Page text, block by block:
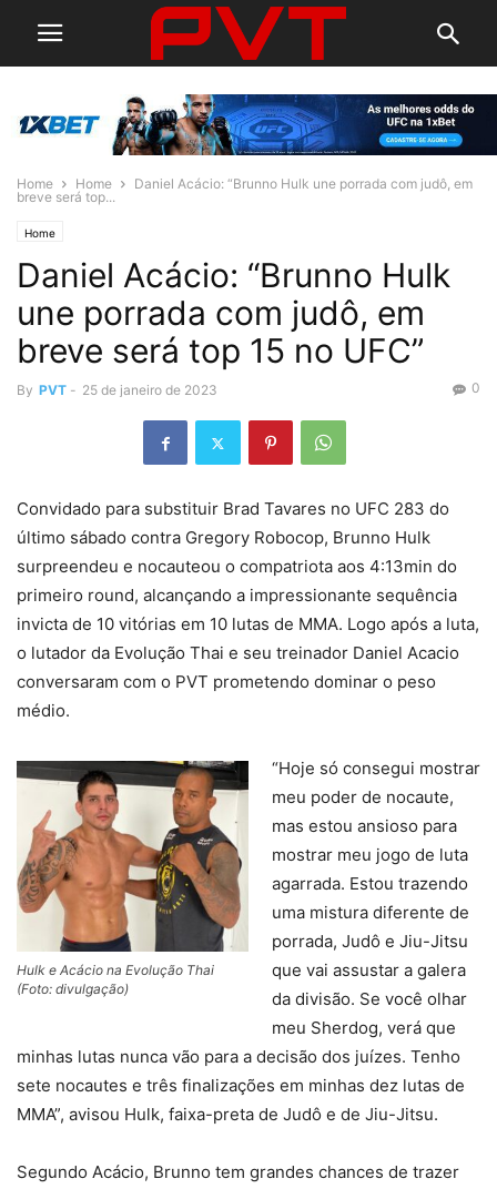
Home Home
Daniel Acácio: “Brunno Hulk une porrada com judô, em
breve será top...
Home
Daniel Acácio: “Brunno Hulk
une porrada com judô, em
breve será top 15 no UFC”
By PVT - 25 de janeiro de 2023 0
Convidado para substituir Brad Tavares no UFC 283 do
último sábado contra Gregory Robocop, Brunno Hulk
surpreendeu e nocauteou o compatriota aos 4:13min do
primeiro round, alcançando a impressionante sequência
invicta de 10 vitórias em 10 lutas de MMA. Logo após a luta,
o lutador da Evolução Thai e seu treinador Daniel Acacio
conversaram com o PVT prometendo dominar o peso
médio.
Hulk e Acácio na Evolução Thai
(Foto: divulgação)
“Hoje só consegui mostrar
meu poder de nocaute,
mas estou ansioso para
mostrar meu jogo de luta
agarrada. Estou trazendo
uma mistura diferente de
porrada, Judô e Jiu-Jitsu
que vai assustar a galera
da divisão. Se você olhar
meu Sherdog, verá que
minhas lutas nunca vão para a decisão dos juízes. Tenho
sete nocautes e três finalizações em minhas dez lutas de
MMA”, avisou Hulk, faixa-preta de Judô e de Jiu-Jitsu.
Segundo Acácio, Brunno tem grandes chances de trazer